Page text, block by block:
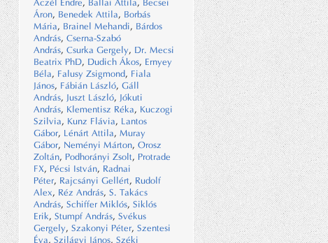
Aczél Endre, Ballai Attila, Becsei
Áron, Benedek Attila, Borbás
Mária, Brainel Mehandi, Bárdos
András, Cserna-Szabó
András, Csurka Gergely, Dr. Mecsi
Beatrix PhD, Dudich Ákos, Ernyey
Béla, Falusy Zsigmond, Fiala
János, Fábián László, Gáll
András, Juszt László, Jókuti
András, Klementisz Réka, Kuczogi
Szilvia, Kunz Flávia, Lantos
Gábor, Lénárt Attila, Muray
Gábor, Neményi Márton, Orosz
Zoltán, Podhorányi Zsolt, Protrade
FX, Pécsi István, Radnai
Péter, Rajcsányi Gellért, Rudolf
Alex, Réz András, S. Takács
András, Schiffer Miklós, Siklós
Erik, Stumpf András, Svékus
Gergely, Szakonyi Péter, Szentesi
Éva, Szilágyi János, Széki